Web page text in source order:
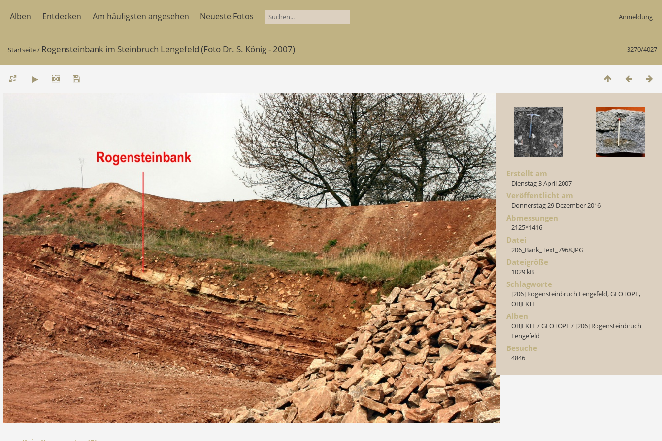
Alben Entdecken Am häufigsten angesehen Neueste Fotos Anmeldung
3270/4027
Startseite/ Rogensteinbank im Steinbruch Lengefeld (Foto Dr. S. König - 2007)
Erstellt am
Dienstag 3 April 2007
Veröffentlicht am
Donnerstag 29 Dezember 2016
Abmessungen
2125*1416
Datei
206_Bank_Text_7968.JPG
Dateigröße
1029 kB
Schlagworte
[206] Rogensteinbruch Lengefeld,GEOTOPE,
OBJEKTE
Alben
OBJEKTE/GEOTOPE/ [206] Rogensteinbruch
Lengefeld
Besuche
4846